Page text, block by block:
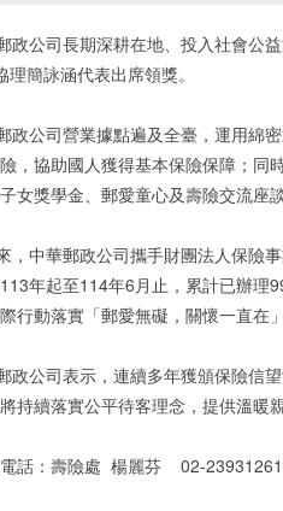
公司長期深耕在地、投入社會公
理簡詠涵代表出席領獎。
公司營業據點遍及全臺，運用綿
，協助國人獲得基本保險保障；同
女獎學金、郵愛童心及壽險交流座
中華郵政公司攜手財團法人保險
年起至114年6月止，累計已辦理
行動落實「郵愛無礙，關懷一直在」
公司表示，連續多年獲頒保險信望
持續落實公平待客理念，提供溫暖
話：壽險處 楊麗芬 02-